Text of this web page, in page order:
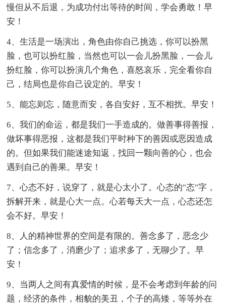
慢但从不后退，为成功付出等待的时间，学会勇敢！早
安！
4、生活是一场演出，角色由你自己挑选，你可以扮黑
脸，也可以扮红脸，当然也可以一会儿扮黑脸，一会儿
扮红脸，你可以扮演几个角色，喜怒哀乐，完全看你自
己，结局也是你自己设定的。早安！
5、能忘则忘，随意而安，各自安好，互不相扰。早安！
6、我们的命运，都是我们一手造成的。做善事得善报，
做坏事得恶报，这都是我们平时种下的善因或恶因造成
的。但如果我们能迷途知返，找回一颗向善的心，也会
遇到自己的善果。早安！
7、心态不好，说穿了，就是心太小了。心态的"态"字，
拆解开来，就是心大一点。心若每天大一点，心态还怎
会不好。早安！
8、人的精神世界的空间是有限的。善念多了，恶念少
了；信念多了，消磨少了；追求多了，无聊少了。早
安！
9、当两人之间有真爱情的时候，是不会考虑到年龄的问
题，经济的条件，相貌的美丑，个子的高矮，等等外在